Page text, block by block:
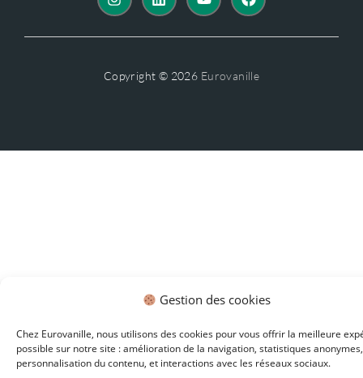
Gestion des cookies
Chez Eurovanille, nous utilisons des cookies pour vous offrir la meilleure
possible sur notre site : amélioration de la navigation, statistiques anonymes,
personnalisation du contenu, et interactions avec les réseaux sociaux.
Copyright © 2026 Eurovanille